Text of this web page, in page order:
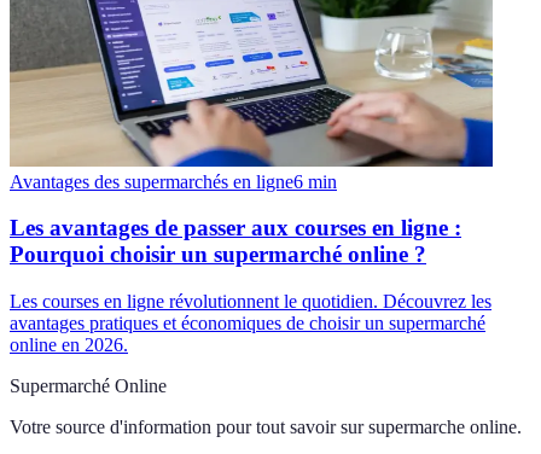
Avantages des supermarchés en ligne6 min
Les avantages de passer aux courses en ligne :
Pourquoi choisir un supermarché online ?
Les courses en ligne révolutionnent le quotidien. Découvrez les
avantages pratiques et économiques de choisir un supermarché
online en 2026.
Supermarché Online
Votre source d'information pour tout savoir sur supermarche online.